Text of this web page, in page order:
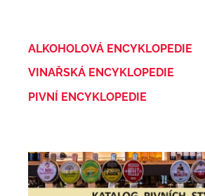
ALKOHOLOVÁ ENCYKLOPEDIE
VINAŘSKÁ ENCYKLOPEDIE
PIVNÍ ENCYKLOPEDIE